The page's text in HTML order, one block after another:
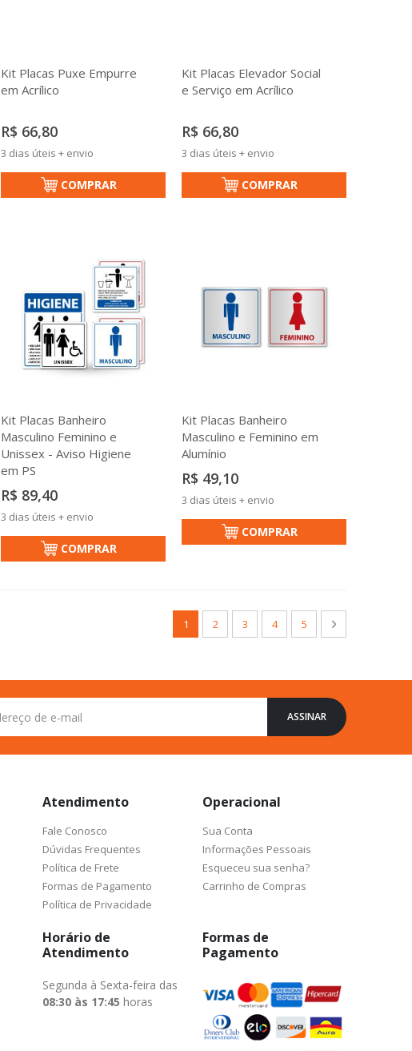
Kit Placas Puxe Empurre
em Acrílico
R$ 66,80
3 dias úteis + envio
COMPRAR
Kit Placas Elevador Social
e Serviço em Acrílico
R$ 66,80
3 dias úteis + envio
COMPRAR
Kit Placas Banheiro
Masculino Feminino e
Unissex - Aviso Higiene
em PS
R$ 89,40
3 dias úteis + envio
COMPRAR
Kit Placas Banheiro
Masculino e Feminino em
Alumínio
R$ 49,10
3 dias úteis + envio
COMPRAR
Você esta lendo a pagina
1 Página
2 Página
3 Página
4 Página
5 Página
Próximo
ASSINAR
Atendimento
Fale Conosco
Dúvidas Frequentes
Política de Frete
Formas de Pagamento
Política de Privacidade
Horário de
Atendimento
Segunda à Sexta-feira das
08:30 às 17:45 horas
Operacional
Sua Conta
Informações Pessoais
Esqueceu sua senha?
Carrinho de Compras
Formas de
Pagamento